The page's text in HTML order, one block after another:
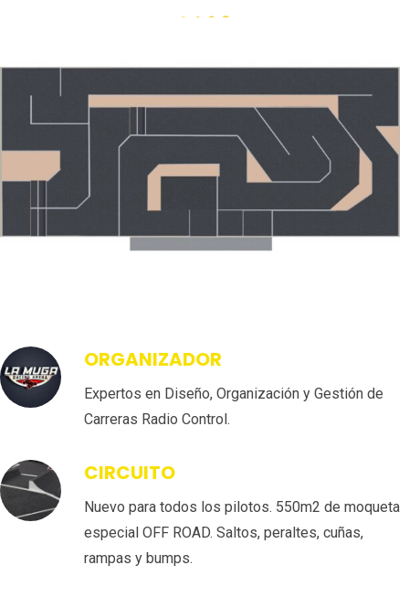
ORGANIZADOR
Expertos en Diseño, Organización y Gestión de
Carreras Radio Control.
CIRCUITO
Nuevo para todos los pilotos. 550m2 de moqueta
especial OFF ROAD. Saltos, peraltes, cuñas,
rampas y bumps.